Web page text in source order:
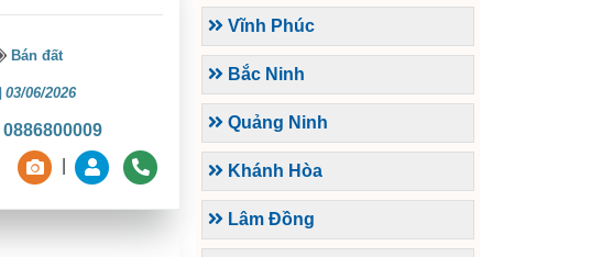
Bán đất
03/06/2026
0886800009
Vĩnh Phúc
Bắc Ninh
Quảng Ninh
Khánh Hòa
Lâm Đồng